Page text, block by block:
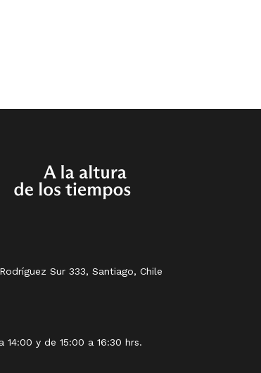
Sur 333, Santiago, Chile
y de 15:00 a 16:30 hrs.